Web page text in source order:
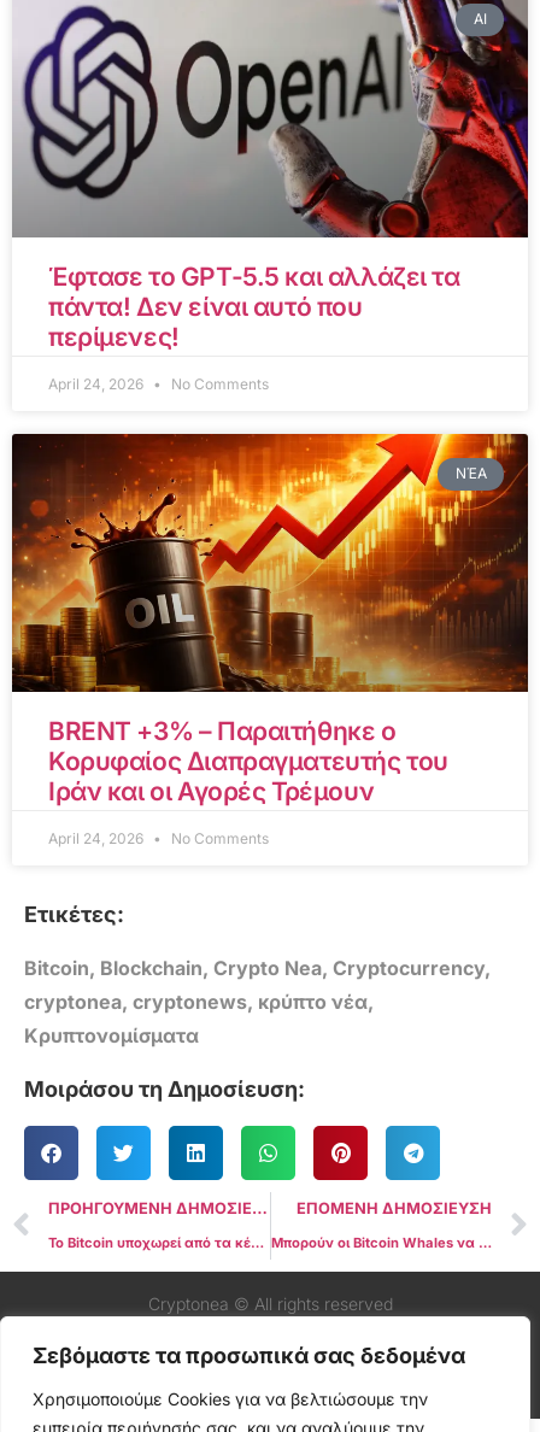
Σεβόμαστε τα προσωπικά σας δεδομένα
Χρησιμοποιούμε Cookies για να βελτιώσουμε την
εμπειρία περιήγησής σας, και να αναλύουμε την
AI
Έφτασε το GPT-5.5 και αλλάζει τα
πάντα! Δεν είναι αυτό που
περίμενες!
April 24, 2026 No Comments
ΝΈΑ
BRENT +3% – Παραιτήθηκε ο
Κορυφαίος Διαπραγματευτής του
Ιράν και οι Αγορές Τρέμουν
April 24, 2026 No Comments
Ετικέτες:
Bitcoin, Blockchain, Crypto Nea, Cryptocurrency,
cryptonea, cryptonews, κρύπτο νέα,
Κρυπτονομίσματα
Μοιράσου τη Δημοσίευση:
ΠΡΟΗΓΟΥΜΕΝΗ ΔΗΜΟΣΙΕΥΣΗ
Το Bitcoin υποχωρεί από τα κέρδη καθώς οι ενέργειες της Fed αποτρέπουν το ράλι στα $70.000
ΕΠΟΜΕΝΗ ΔΗΜΟΣΙΕΥΣΗ
Μπορούν οι Bitcoin Whales να υπερασπιστούν την τιμή του BTC έναντι πιθανής πτώσης στα $48K;
Cryptonea © All rights reserved